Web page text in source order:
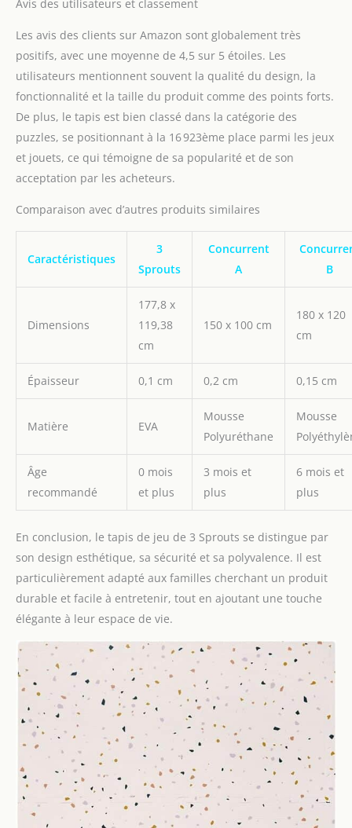
Avis des utilisateurs et classement
Les avis des clients sur Amazon sont globalement très
positifs, avec une moyenne de 4,5 sur 5 étoiles. Les
utilisateurs mentionnent souvent la qualité du design, la
fonctionnalité et la taille du produit comme des points forts.
De plus, le tapis est bien classé dans la catégorie des
puzzles, se positionnant à la 16 923ème place parmi les jeux
et jouets, ce qui témoigne de sa popularité et de son
acceptation par les acheteurs.
Comparaison avec d’autres produits similaires
Caractéristiques
3
Sprouts
Concurrent
A
B
Dimensions
177,8 x
119,38
cm
150 x 100 cm
180 x 120
cm
Épaisseur 0,1 cm 0,2 cm 0,15 cm
Matière EVA
Mousse
Polyuréthane
Mousse
Âge
recommandé
0 mois
et plus
3 mois et
plus
6 mois et
plus
En conclusion, le tapis de jeu de 3 Sprouts se distingue par
son design esthétique, sa sécurité et sa polyvalence. Il est
particulièrement adapté aux familles cherchant un produit
durable et facile à entretenir, tout en ajoutant une touche
élégante à leur espace de vie.